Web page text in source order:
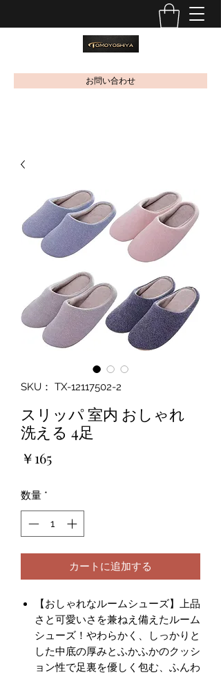
お問い合わせ
SKU： TX-12117502-2
スリッパ 室内 おしゃれ
洗える 4足
￥165価
数量 *
カートに追加する
【おしゃれなルームシューズ】上品
さと可愛いさを兼ねえ備えたルーム
シューズ！やわらかく、しっかりと
した中底の厚みとふかふかのクッシ
ョン性で足裏を優しく包む、ふんわ